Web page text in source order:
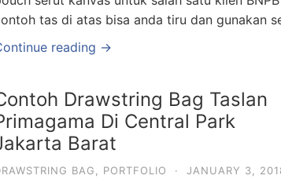
tas di atas bisa anda tiru dan gunakan
reading →
Drawstring Bag Taslan
Di Central Park
Barat
BAG PORTFOLIO · JANUARY 3,